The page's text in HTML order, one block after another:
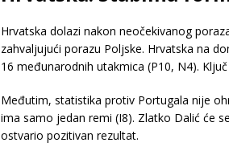
Hrvatska dolazi nakon neočekivanog
zahvaljujući porazu Poljske. Hrvatska na
16 međunarodnih utakmica (P10, N4).
Međutim, statistika protiv Portugala nije
ima samo jedan remi (I8). Zlatko Dalić će
ostvario pozitivan rezultat.